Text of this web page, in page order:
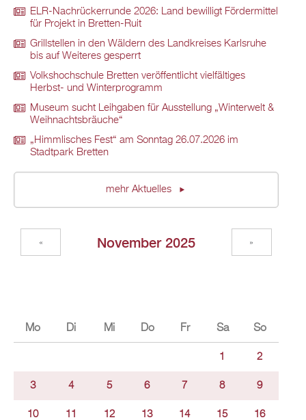
ELR-Nachrückerrunde 2026: Land bewilligt Fördermittel
für Projekt in Bretten-Ruit
Grillstellen in den Wäldern des Landkreises Karlsruhe
bis auf Weiteres gesperrt
Volkshochschule Bretten veröffentlicht vielfältiges
Herbst- und Winterprogramm
Museum sucht Leihgaben für Ausstellung „Winterwelt &
Weihnachtsbräuche“
„Himmlisches Fest“ am Sonntag 26.07.2026 im
Stadtpark Bretten
mehr Aktuelles
November 2025
« »
Mo Di Mi Do Fr Sa So
1 2
3 4 5 6 7 8 9
10 11 12 13 14 15 16